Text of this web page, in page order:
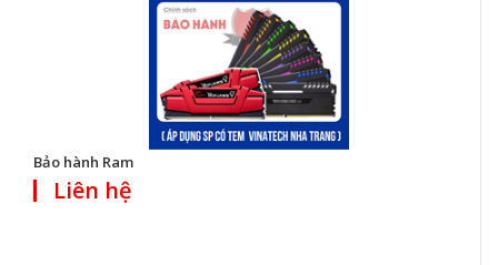
Bảo hành Ram
Liên hệ